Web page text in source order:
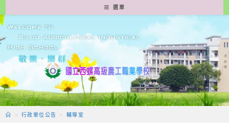
轉
至
要
容
選單
> 行政單位公告 > 輔導室